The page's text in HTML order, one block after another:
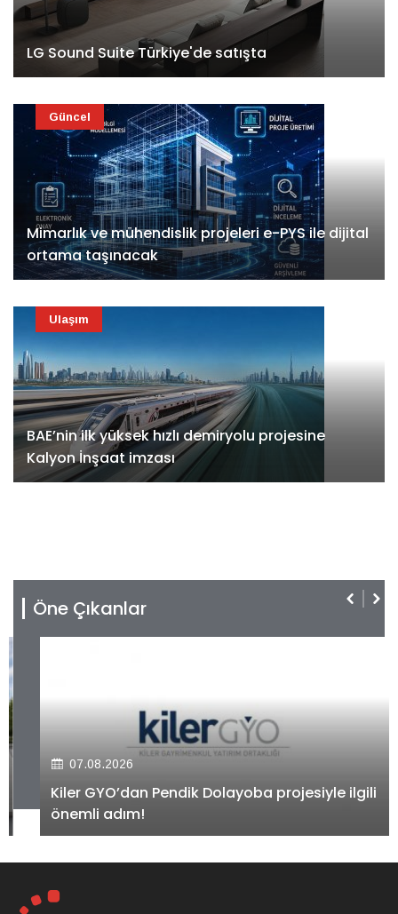
LG Sound Suite Türkiye'de satışta
Mimarlık ve mühendislik projeleri e-PYS ile dijital
ortama taşınacak
Güncel
BAE’nin ilk yüksek hızlı demiryolu projesine
Kalyon İnşaat imzası
Ulaşım
Öne Çıkanlar
07.08.2026
Kiler GYO’dan Pendik Dolayoba projesiyle ilgili
önemli adım!